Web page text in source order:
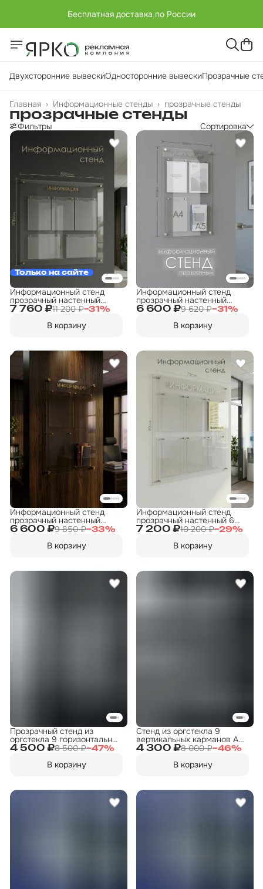
Бесплатная доставка по России
Бесплатная доставка по России
Двухсторонние вывескиОдносторонние вывескиПрозрачные
прозрачные стенды
Информационные стенды ›
Главная ›
прозрачные стенды
Фильтры Сортировка
Только на сайте
7 760 ₽11 200 ₽−31%
Информационный стенд
прозрачный настенный
80x83см 5 карманов А4 с
В корзину
6 600 ₽9 620 ₽−31%
Информационный стенд
прозрачный настенный
850×500 мм — 3 кармана
серебряная надпись
В корзину
6 600 ₽9 850 ₽−33%
Информационный стенд
прозрачный настенный
850×500 мм — 3 кармана
В корзину
7 200 ₽10 200 ₽−29%
Информационный стенд
прозрачный настенный 6
карманов 900x750мм
В корзину
4 500 ₽8 500 ₽−47%
Прозрачный стенд из
оргстекла 9 горизонтальных
карманов А5 формата из
В корзину
4 300 ₽8 000 ₽−46%
Стенд из оргстекла 9
вертикальных карманов А5
формата из ПЭТ
В корзину